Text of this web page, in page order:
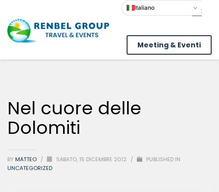
Meeting & Eventi
Nel cuore delle
Dolomiti
BY MATTEO / SABATO, 15 DICEMBRE 2012 /
PUBLISHED IN
UNCATEGORIZED
Italiano